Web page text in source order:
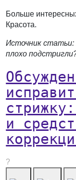
Больше
Красота.
Источник статьи:
плохо
и
?